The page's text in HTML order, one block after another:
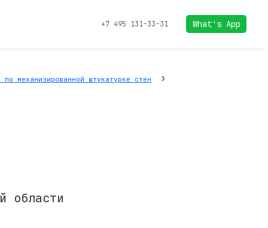
+7 495 131-33-31 What's App
по механизированной штукатурке стен ›
области